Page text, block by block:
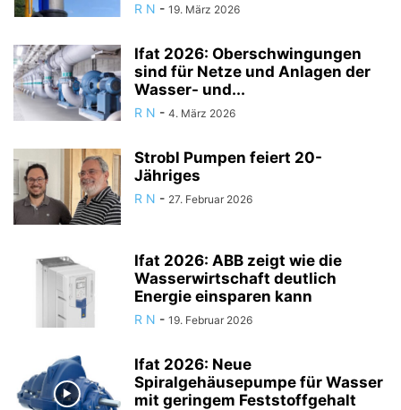
R N - 19. März 2026
Ifat 2026: Oberschwingungen
sind für Netze und Anlagen der
Wasser- und...
R N - 4. März 2026
Strobl Pumpen feiert 20-
Jähriges
R N - 27. Februar 2026
Ifat 2026: ABB zeigt wie die
Wasserwirtschaft deutlich
Energie einsparen kann
R N - 19. Februar 2026
Ifat 2026: Neue
Spiralgehäusepumpe für Wasser
mit geringem Feststoffgehalt